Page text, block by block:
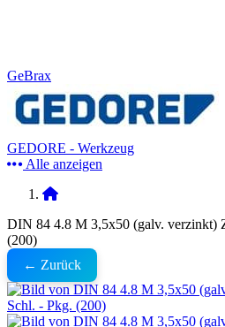
GeBrax
GEDORE - Werkzeug
Alle anzeigen
DIN 84 4.8 M 3,5x50 (galv. verzinkt)
(200)
← Zurück